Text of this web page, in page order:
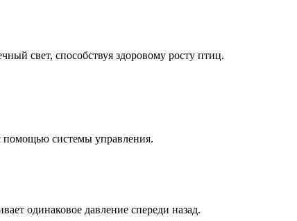
свет, способствуя здоровому росту птиц.
помощью системы управления.
одинаковое давление спереди назад.